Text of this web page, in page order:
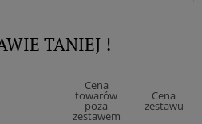
TANIEJ !
Cena
towarów
poza
zestawem
Cena
zestawu